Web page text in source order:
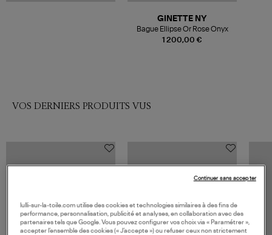
1 200,00 €
GINETTE NY
Bague Ellipse Or Rose Onyx
VOS DERNIERS PRODUITS VUS
lulli-sur-la-toile.com utilise des cookies et technologies similaires à des fins de
performance, personnalisation, publicité et analyses, en collaboration avec des
partenaires tels que Google. Vous pouvez configurer vos choix via « Paramétrer »,
accepter l’ensemble des cookies (« J’accepte ») ou refuser ceux non strictement
Continuer sans accepter